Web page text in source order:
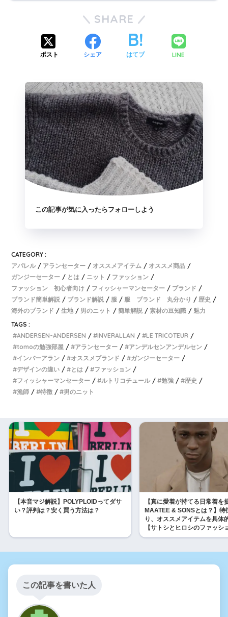
SHARE
ポスト シェア はてブ LINE
この記事が気に入ったらフォローしよう
CATEGORY :
アパレル
アランセーター オススメアイテム
オススメ商品
ガンジーセーター
とは ニット
ファッション
ファッション 初心者向け
フィッシャーマンセーター
ブランド
ブランド簡単解説
ブランド解説 服 服 ブランド 丸分かり
歴史
海外のブランド
生地 男のニット 簡単解説 素材の豆知識
魅力
TAGS :
ANDERSEN-ANDERSEN
INVERALLAN
LE TRICOTEUR
tomoの勉強部屋
アランセーター
アンデルセンアンデルセン
インバーアラン
オススメブランド
ガンジーセーター
デザインの違い
とは
ファッション
フィッシャーマンセーター
ルトリコチュール 勉強
歴史
漁師
特徴 男のニット
【本音マジ解説】POLYPLOIDってダサ
い？評判は？安く買う方法は？
【真に愛着が持てる日常着を
MAATEE & SONSとは？】特
り、オススメアイテムを具体
【サトシとヒロシのファッシ
この記事を書いた人